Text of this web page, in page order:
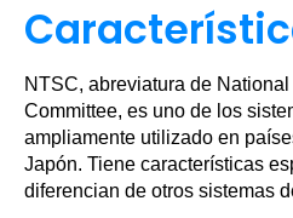
NTSC, abreviatura de
Committee, es uno de los
ampliamente utilizado en
Japón. Tiene características
diferencian de otros sistemas